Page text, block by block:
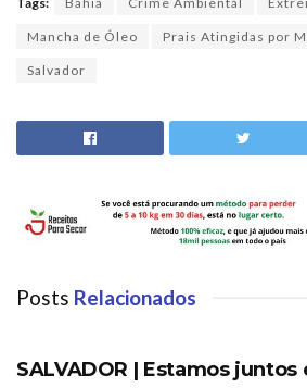
Mancha de Óleo Prais Atingidas por
Salvador
Posts Relacionados
SALVADOR | Estamos